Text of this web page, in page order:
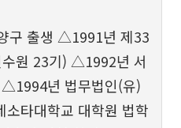
구 출생 △1991년 제33
원 23기) △1992년 서
년 법무법인(유)
타대학교 대학원 법학